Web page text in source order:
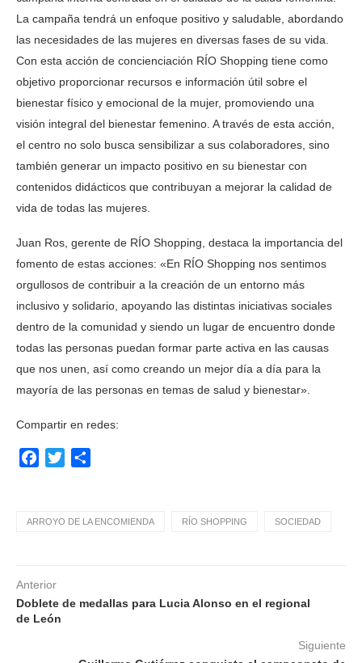
La campaña tendrá un enfoque positivo y saludable, abordando
las necesidades de las mujeres en diversas fases de su vida.
Con esta acción de concienciación RÍO Shopping tiene como
objetivo proporcionar recursos e información útil sobre el
bienestar físico y emocional de la mujer, promoviendo una
visión integral del bienestar femenino. A través de esta acción,
el centro no solo busca sensibilizar a sus colaboradores, sino
también generar un impacto positivo en su bienestar con
contenidos didácticos que contribuyan a mejorar la calidad de
vida de todas las mujeres.
Juan Ros, gerente de RÍO Shopping, destaca la importancia del
fomento de estas acciones: «En RÍO Shopping nos sentimos
orgullosos de contribuir a la creación de un entorno más
inclusivo y solidario, apoyando las distintas iniciativas sociales
dentro de la comunidad y siendo un lugar de encuentro donde
todas las personas puedan formar parte activa en las causas
que nos unen, así como creando un mejor día a día para la
mayoría de las personas en temas de salud y bienestar».
Compartir en redes:
Facebook
Twitter
ARROYO DE LA ENCOMIENDA RÍO SHOPPING SOCIEDAD
Anterior
Doblete de medallas para Lucia Alonso en el regional
de León
Siguiente